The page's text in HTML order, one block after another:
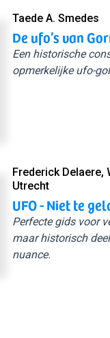
Taede A. Smedes
De ufo’s van
Een historische
opmerkelijke ufo-
Frederick Delaere,
Utrecht
UFO - Niet te
Perfecte gids voor
maar historisch
nuance.